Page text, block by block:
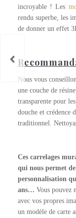
incroyable ! Les
rendu superbe, les
de donner un effet
Nous vous
une couche de
transparente pour
douche et crédence
traditionnel.
Ces carrelages
qui nous permet
personnalisation
ans… Vous pouvez
avec vos propres
un modèle de carte